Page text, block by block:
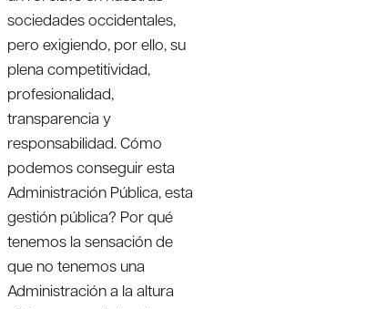
sociedades occidentales,
pero exigiendo, por ello, su
plena competitividad,
profesionalidad,
transparencia y
responsabilidad. Cómo
podemos conseguir esta
Administración Pública, esta
gestión pública? Por qué
tenemos la sensación de
que no tenemos una
Administración a la altura